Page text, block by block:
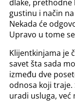
dlake,
gustinu i način
Nekada će
Upravo u tome
Klijentkinjama je
savet šta sada
između dve
odnosa koji traje.
uradi usluga, već